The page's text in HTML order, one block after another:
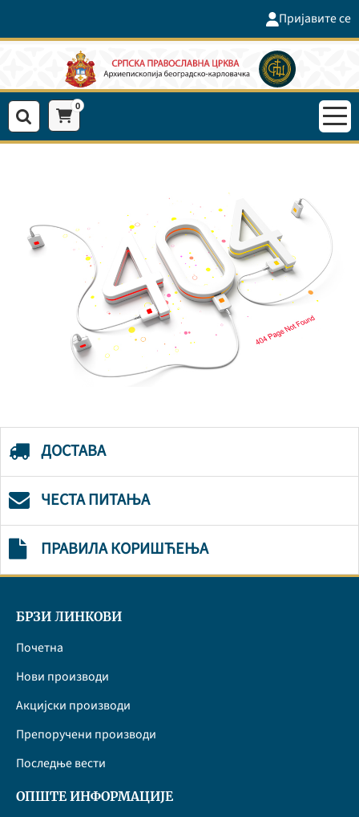
Пријавите се
0
ДОСТАВА
ЧЕСТА ПИТАЊА
ПРАВИЛА КОРИШЋЕЊА
БРЗИ ЛИНКОВИ
Почетна
Нови производи
Акцијски производи
Препоручени производи
Последње вести
ОПШТЕ ИНФОРМАЦИЈЕ